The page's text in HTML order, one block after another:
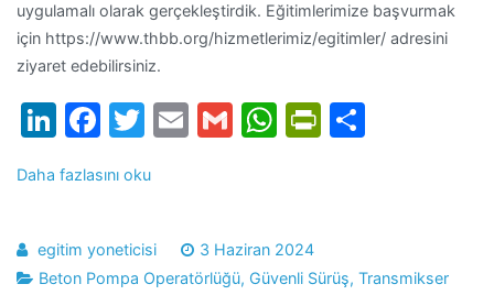
uygulamalı olarak gerçekleştirdik. Eğitimlerimize başvurmak
için https://www.thbb.org/hizmetlerimiz/egitimler/ adresini
ziyaret edebilirsiniz.
LinkedIn
Facebook
Twitter
EmailGmailWhatsApp
Daha fazlasını oku
egitim yoneticisi
3 Haziran 2024
Beton Pompa Operatörlüğü, Güvenli Sürüş, Transmikser